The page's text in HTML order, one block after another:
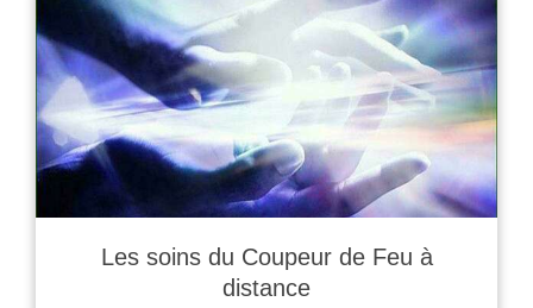
Les soins du Coupeur de Feu à
distance